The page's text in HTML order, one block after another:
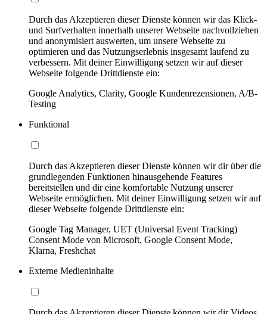
Durch das Akzeptieren dieser Dienste können wir das Klick-
und Surfverhalten innerhalb unserer Webseite nachvollziehen
und anonymisiert auswerten, um unsere Webseite zu
optimieren und das Nutzungserlebnis insgesamt laufend zu
verbessern. Mit deiner Einwilligung setzen wir auf dieser
Webseite folgende Drittdienste ein:
Google Analytics, Clarity, Google Kundenrezensionen, A/B-
Testing
Funktional
Durch das Akzeptieren dieser Dienste können wir dir über die
grundlegenden Funktionen hinausgehende Features
bereitstellen und dir eine komfortable Nutzung unserer
Webseite ermöglichen. Mit deiner Einwilligung setzen wir auf
dieser Webseite folgende Drittdienste ein:
Google Tag Manager, UET (Universal Event Tracking)
Consent Mode von Microsoft, Google Consent Mode,
Klarna, Freshchat
Externe Medieninhalte